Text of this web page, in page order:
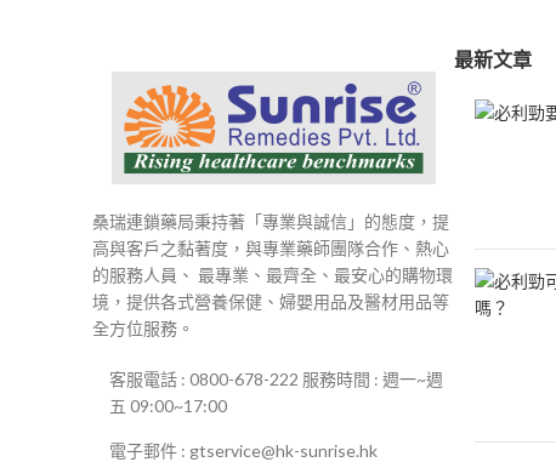
桑瑞連鎖藥局秉持著「專業與誠信」的態度，提
高與客戶之黏著度，與專業藥師團隊合作、熱心
的服務人員、 最專業、最齊全、最安心的購物環
境，提供各式營養保健、婦嬰用品及醫材用品等
全方位服務。
客服電話 : 0800-678-222 服務時間 : 週一~週
五 09:00~17:00
電子郵件 : gtservice@hk-sunrise.hk
最新文章